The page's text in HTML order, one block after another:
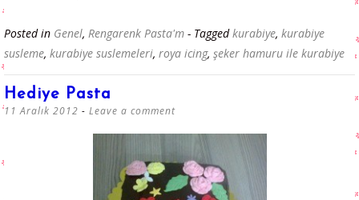
Posted in Genel, Rengarenk Pasta'm - Taggedkurabiye, kurabiye
susleme, kurabiye suslemeleri, roya icing, şeker hamuru ile kurabiye
Hediye Pasta
11 Aralık 2012 Leave a comment